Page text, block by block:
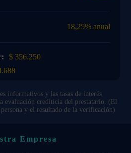
18,25% anual
$ 356.250
informativos y las tasas de interés
evaluación crediticia del prestatario. (El
y el resultado de la verificación)
Empresa